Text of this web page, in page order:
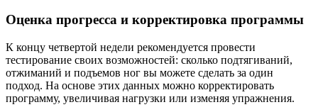
Оценка прогресса и корректировка программы
К концу четвертой недели рекомендуется провести
тестирование своих возможностей: сколько подтягиваний,
отжиманий и подъемов ног вы можете сделать за один
подход. На основе этих данных можно корректировать
программу, увеличивая нагрузки или изменяя упражнения.